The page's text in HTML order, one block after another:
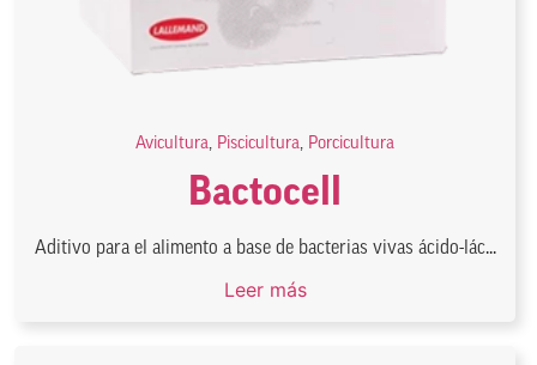
Avicultura, Piscicultura, Porcicultura
Bactocell
Aditivo para el alimento a base de bacterias vivas ácido-lác...
Leer más